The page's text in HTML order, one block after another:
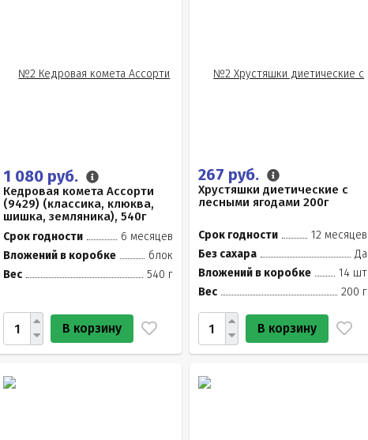
1 080 руб.
Кедровая комета Ассорти
(9429) (классика, клюква,
шишка, земляника), 540г
Срок годности
6 месяцев
Вложений в коробке
блок
Вес
540 г
В корзину
267 руб.
Хрустяшки диетические с
лесными ягодами 200г
Срок годности
12 месяцев
Без сахара
Да
Вложений в коробке
14 шт
Вес
200 г
В корзину